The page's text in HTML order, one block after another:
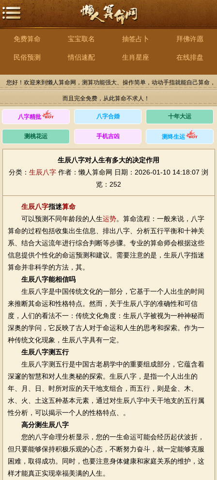
免费算命 宝宝取名 抽签占卜 拜佛许愿
民俗预测 情侣速配 生肖星座 在线排盘
您好！欢迎来到懒人算命网，测算功能强大、操作简单，动动手指就能自己算命，
而且完全免费，从此算命不求人！
八字精批 八字合婚 十年大运
测桃花运 手机吉凶 测终生运
生辰八字对人生有多大的决定作用
分类： 生辰八字 作者：懒人算命网 日期：2026-01-10 14:18:07 浏
览：252
生辰八字指迷算命
可以预测不同年龄段的人生运势。算命流程：一般来说，八字
算命的过程包括收集出生信息、排出八字、分析五行平衡和十神关
系、结合大运流年进行综合判断等步骤。专业的算命师会根据这些
信息提供个性化的命运预测和建议。需要注意的是，生辰八字指迷
算命并非科学的方法，其。
生辰八字能相信吗
生辰八字是中国传统文化的一部分，它基于一个人出生的时间
来推断其命运和性格特点。然而，关于生辰八字的准确性和可信
度，人们的看法不一：传统文化角度：生辰八字被视为一种神秘而
深奥的学问，它反映了古人对于命运和人生的思考和探索。作为一
种传统文化现象，生辰八字具有一定。
生辰八字测五行
生辰八字测五行是中国古老易学中的重要组成部分，它蕴含着
深邃的智慧和对人生奥秘的探索。生辰八字，是指一个人出生的
年、月、日、时所对应的天干地支组合，而五行，则是金、木、
水、火、土这五种基本元素，通过对生辰八字中天干地支的五行属
性分析，可以揭示一个人的性格特点、。
高分测生辰八字
您的八字命理分析显示，您的一生命运可能会经历起伏波折，
但只要能够保持积极乐观的心态，不断努力奋斗，就一定能够克服
困难，取得成功。同时，也要注意身体健康和家庭关系的维护，这
样才能真正实现幸福美满的人生。